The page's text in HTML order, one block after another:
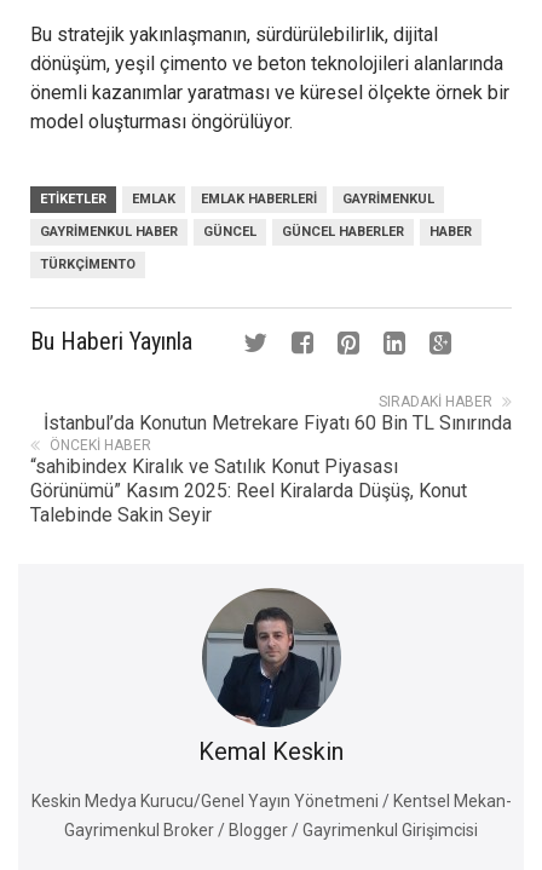
Bu stratejik yakınlaşmanın, sürdürülebilirlik, dijital
dönüşüm, yeşil çimento ve beton teknolojileri alanlarında
önemli kazanımlar yaratması ve küresel ölçekte örnek bir
model oluşturması öngörülüyor.
ETIKETLER EMLAK EMLAK HABERLERI GAYRIMENKUL
GAYRIMENKUL HABER GÜNCEL GÜNCEL HABERLER HABER
TÜRKÇIMENTO
Bu Haberi Yayınla
SIRADAKI HABER
İstanbul’da Konutun Metrekare Fiyatı 60 Bin TL Sınırında
ÖNCEKI HABER
“sahibindex Kiralık ve Satılık Konut Piyasası
Görünümü” Kasım 2025: Reel Kiralarda Düşüş, Konut
Talebinde Sakin Seyir
Kemal Keskin
Keskin Medya Kurucu/Genel Yayın Yönetmeni / Kentsel Mekan-
Gayrimenkul Broker / Blogger / Gayrimenkul Girişimcisi